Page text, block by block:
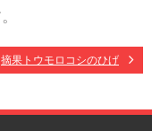
摘果トウモロコシのひげ